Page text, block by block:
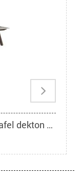
Tierra Outdoor Oasis lounge tafel dekton ceppo chocolat 150 x 80 cm